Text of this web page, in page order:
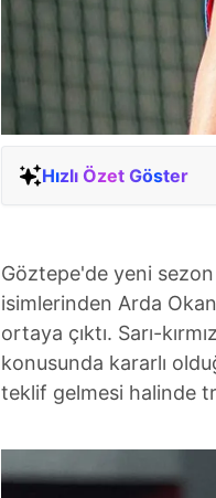
Hızlı Özet Göster
Göztepe'de yeni sezon
isimlerinden Arda
ortaya çıktı. Sarı-
konusunda kararlı
teklif gelmesi halinde